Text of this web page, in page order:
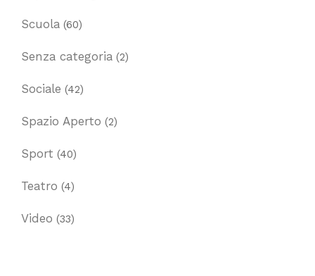
Scuola (60)
Senza categoria (2)
Sociale (42)
Spazio Aperto (2)
Sport (40)
Teatro (4)
Video (33)